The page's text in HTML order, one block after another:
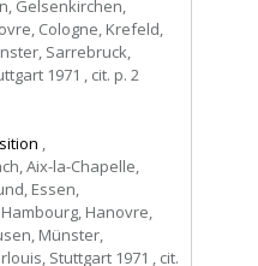
Gelsenkirchen,
Cologne, Krefeld,
Sarrebruck,
1971 , cit. p. 2
,
Aix-la-Chapelle,
Essen,
Hanovre,
Münster,
Stuttgart 1971 , cit.